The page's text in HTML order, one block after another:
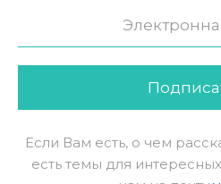
Если Вам есть, о чем
есть темы для